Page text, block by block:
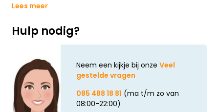
Lees meer
Hulp nodig?
Neem een kijkje bij onze Veel
gestelde vragen
085 488 18 81 (ma t/m zo van
08:00-22:00)